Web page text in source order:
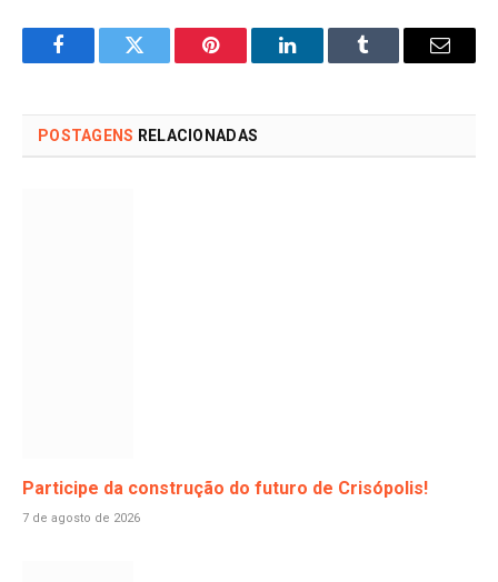
FacebookTwitter Pinterest LinkedInTumblr Email
POSTAGENS RELACIONADAS
Participe da construção do futuro de Crisópolis!
7 de agosto de 2026